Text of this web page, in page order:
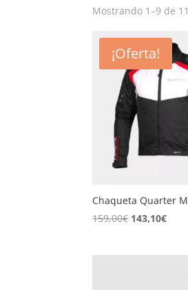
Mostrando 1–9 de
¡Oferta!
Chaqueta Quarter
159,00€ El
143,10€El